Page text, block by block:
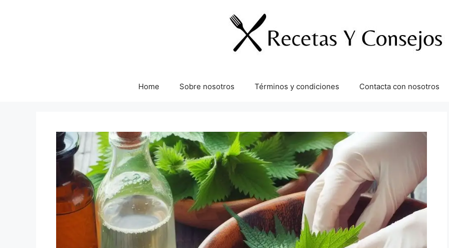
Home Sobre nosotros Términos y condiciones Contacta con nosotros